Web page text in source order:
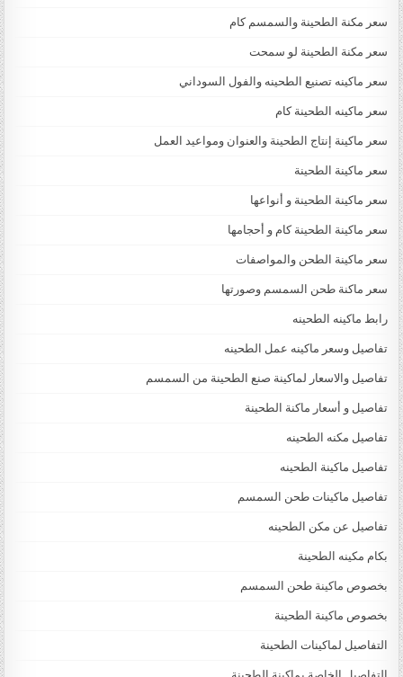
سعر مكنة الطحينة والسمسم كام
سعر مكنة الطحينة لو سمحت
سعر ماكينه تصنيع الطحينه والفول السوداني
سعر ماكينه الطحينة كام
سعر ماكينة إنتاج الطحينة والعنوان ومواعيد العمل
سعر ماكينة الطحينة
سعر ماكينة الطحينة و أنواعها
سعر ماكينة الطحينة كام و أحجامها
سعر ماكينة الطحن والمواصفات
سعر ماكنة طحن السمسم وصورتها
رابط ماكينه الطحينه
تفاصيل وسعر ماكينه عمل الطحينه
تفاصيل والاسعار لماكينة صنع الطحينة من السمسم
تفاصيل و أسعار ماكنة الطحينة
تفاصيل مكنه الطحينه
تفاصيل ماكينة الطحينه
تفاصيل ماكينات طحن السمسم
تفاصيل عن مكن الطحينه
بكام مكينه الطحينة
بخصوص ماكينة طحن السمسم
بخصوص ماكينة الطحينة
التفاصيل لماكينات الطحينة